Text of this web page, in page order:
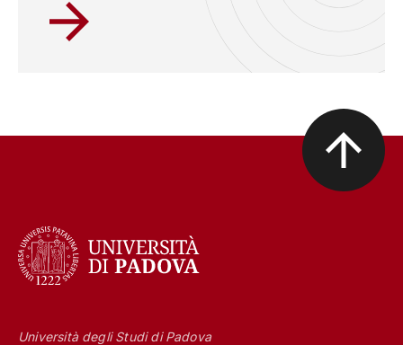
Università degli Studi di Padova